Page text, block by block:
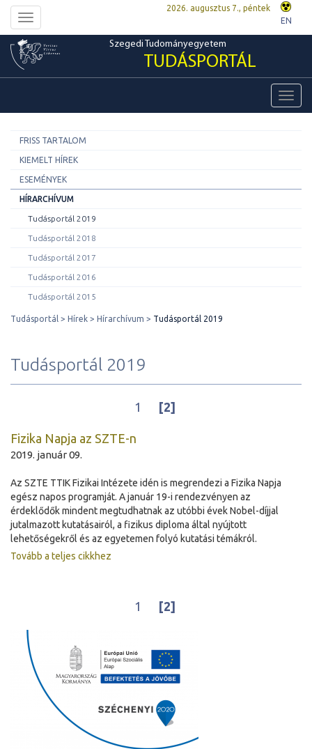
Toggle
navigation
2026. augusztus 7., péntek
EN
Szegedi Tudományegyetem
TUDÁSPORTÁL
FRISS TARTALOM
KIEMELT HÍREK
ESEMÉNYEK
HÍRARCHÍVUM
Tudásportál 2019
Tudásportál 2018
Tudásportál 2017
Tudásportál 2016
Tudásportál 2015
Tudásportál Hírek Hírarchívum Tudásportál 2019
Tudásportál 2019
1 [2]
Fizika Napja az SZTE-n
2019. január 09.
Az SZTE TTIK Fizikai Intézete idén is megrendezi a Fizika Napja
egész napos programját. A január 19-i rendezvényen az
érdeklődők mindent megtudhatnak az utóbbi évek Nobel-díjjal
jutalmazott kutatásairól, a fizikus diploma által nyújtott
lehetőségekről és az egyetemen folyó kutatási témákról.
Tovább a teljes cikkhez
1 [2]